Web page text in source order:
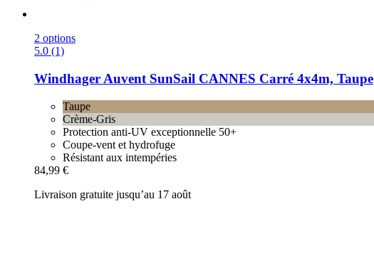
2 options
5.0 (1)
Windhager Auvent SunSail CANNES Carré 4x4m, Taupe
Taupe
Crème-Gris
Protection anti-UV exceptionnelle 50+
Coupe-vent et hydrofuge
Résistant aux intempéries
84,99 €
Livraison gratuite jusqu’au 17 août